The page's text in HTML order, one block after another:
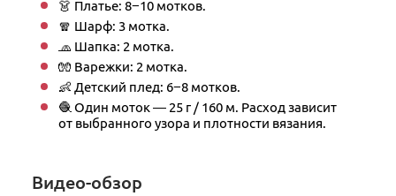
👗 Платье: 8−10 мотков.
🧣 Шарф: 3 мотка.
🧢 Шапка: 2 мотка.
🧤 Варежки: 2 мотка.
👶 Детский плед: 6−8 мотков.
🧶 Один моток — 25 г / 160 м. Расход зависит
от выбранного узора и плотности вязания.
Видео-обзор